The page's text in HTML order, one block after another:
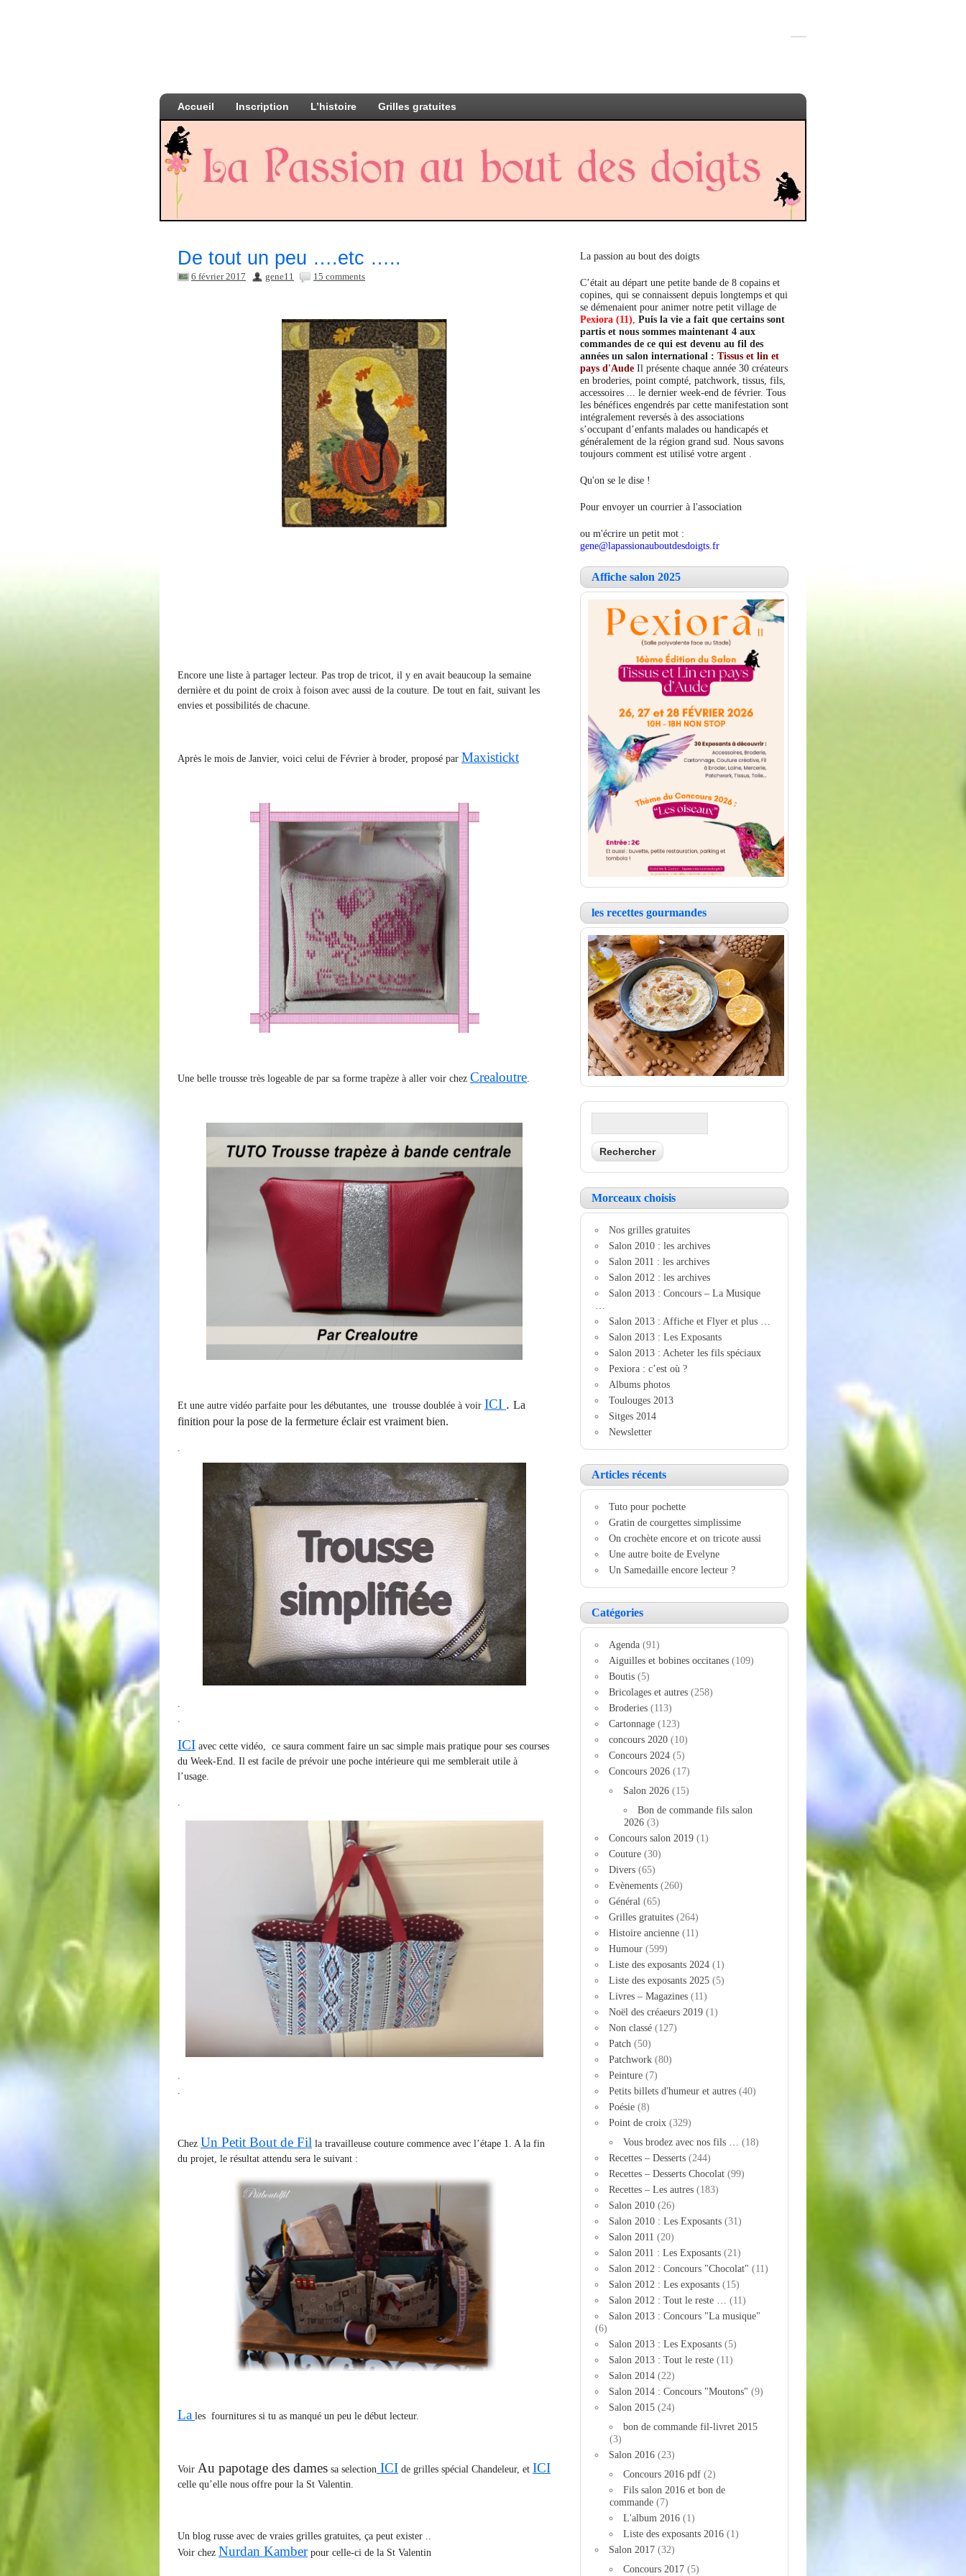
Accueil Inscription L’histoire Grilles gratuites
De tout un peu ….etc …..
6 février 2017 gene11 15 comments
Encore une liste à partager lecteur. Pas trop de tricot, il y en avait beaucoup la semaine
dernière et du point de croix à foison avec aussi de la couture. De tout en fait, suivant les
envies et possibilités de chacune.
Après le mois de Janvier, voici celui de Février à broder, proposé par Maxistickt
Une belle trousse très logeable de par sa forme trapèze à aller voir chez Crealoutre
Et une autre vidéo parfaite pour les débutantes, une trousse doublée à voir ICI . La
finition pour la pose de la fermeture éclair est vraiment bien.
ICI avec cette vidéo, ce saura comment faire un sac simple mais pratique pour ses courses
du Week-End. Il est facile de prévoir une poche intérieure qui me semblerait utile à
l’usage.
Chez Un Petit Bout de Fil la travailleuse couture commence avec l’étape 1. A la fin
du projet, le résultat attendu sera le suivant :
La les fournitures si tu as manqué un peu le début lecteur.
Voir Au papotage des dames sa selection ICI de grilles spécial Chandeleur, et ICI
celle qu’elle nous offre pour la St Valentin.
Un blog russe avec de vraies grilles gratuites, ça peut exister ..
Voir chez Nurdan Kamberpour celle-ci de la St Valentin
La passion au bout des doigts
C’était au départ une petite bande de 8 copains et
copines, qui se connaissent depuis longtemps et qui
se démenaient pour animer notre petit village de
Pexiora (11) Puis la vie a fait que certains sont
partis et nous sommes maintenant 4 aux
commandes de ce qui est devenu au fil des
années un salon international : Tissus et lin et
pays d'Aude Il présente chaque année 30 créateurs
en broderies, point compté, patchwork, tissus, fils,
accessoires ... le dernier week-end de février. Tous
les bénéfices engendrés par cette manifestation sont
intégralement reversés à des associations
s’occupant d’enfants malades ou handicapés et
généralement de la région grand sud. Nous savons
toujours comment est utilisé votre argent .
Qu'on se le dise !
Pour envoyer un courrier à l'association
ou m'écrire un petit mot :
gene@lapassionauboutdesdoigts.fr
Affiche salon 2025
les recettes gourmandes
Morceaux choisis
Nos grilles gratuites
Salon 2010 : les archives
Salon 2011 : les archives
Salon 2012 : les archives
Salon 2013 : Concours – La Musique
Salon 2013 : Affiche et Flyer et plus …
Salon 2013 : Les Exposants
Salon 2013 : Acheter les fils spéciaux
Pexiora : c’est où ?
Albums photos
Toulouges 2013
Sitges 2014
Newsletter
Articles récents
Tuto pour pochette
Gratin de courgettes simplissime
On crochète encore et on tricote aussi
Une autre boite de Evelyne
Un Samedaille encore lecteur ?
Catégories
Agenda (91)
Aiguilles et bobines occitanes (109)
Boutis (5)
Bricolages et autres (258)
Broderies (113)
Cartonnage (123)
concours 2020 (10)
Concours 2024 (5)
Concours 2026 (17)
Salon 2026 (15)
Bon de commande fils salon
2026 (3)
Concours salon 2019 (1)
Couture (30)
Divers (65)
Evènements (260)
Général (65)
Grilles gratuites (264)
Histoire ancienne (11)
Humour (599)
Liste des exposants 2024 (1)
Liste des exposants 2025 (5)
Livres – Magazines (11)
Noël des créaeurs 2019 (1)
Non classé (127)
Patch (50)
Patchwork (80)
Peinture (7)
Petits billets d'humeur et autres (40)
Poésie (8)
Point de croix (329)
Vous brodez avec nos fils …
(18)
Recettes – Desserts (244)
Recettes – Desserts Chocolat (99)
Recettes – Les autres (183)
Salon 2010 (26)
Salon 2010 : Les Exposants (31)
Salon 2011 (20)
Salon 2011 : Les Exposants (21)
Salon 2012 : Concours "Chocolat" (11)
Salon 2012 : Les exposants (15)
Salon 2012 : Tout le reste …
(11)
Salon 2013 : Concours "La musique"
(6)
Salon 2013 : Les Exposants (5)
Salon 2013 : Tout le reste (11)
Salon 2014 (22)
Salon 2014 : Concours "Moutons" (9)
Salon 2015 (24)
bon de commande fil-livret 2015
(3)
Salon 2016 (23)
Concours 2016 pdf (2)
Fils salon 2016 et bon de
commande (7)
L'album 2016 (1)
Liste des exposants 2016 (1)
Salon 2017 (32)
Concours 2017 (5)